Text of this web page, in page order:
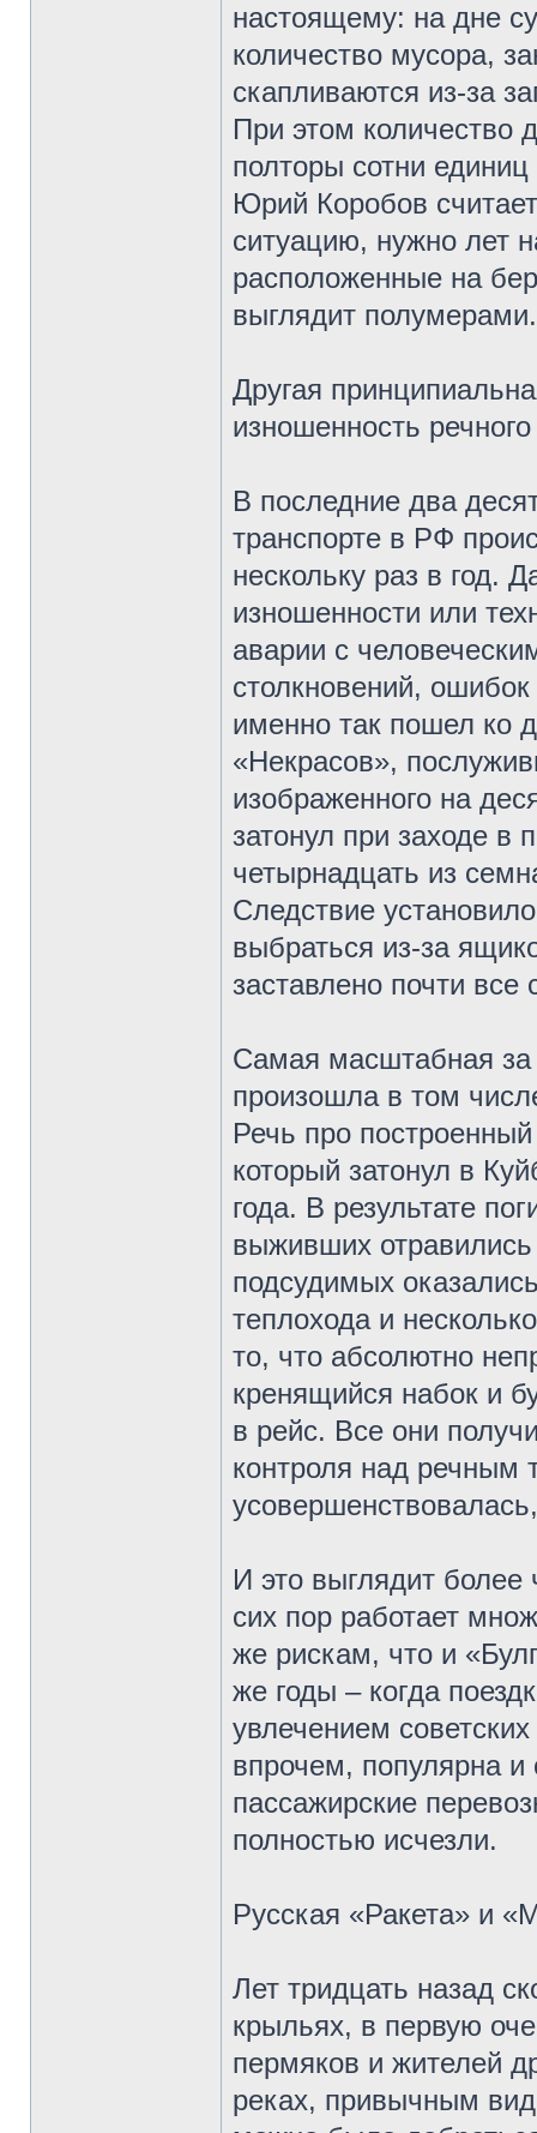
настоящему: на дне
количество мусора,
скапливаются из-за
При этом количество
полторы сотни
Юрий Коробов
ситуацию, нужно лет
расположенные на
выглядит полумерами.
Другая
изношенность
В последние два
транспорте в РФ
нескольку раз в год.
изношенности или
аварии с
столкновений,
именно так пошел ко
«Некрасов»,
изображенного на
затонул при заходе в
четырнадцать из
Следствие
выбраться из-за
заставлено почти все
Самая масштабная за
произошла в том
Речь про
который затонул в
года. В результате
выживших
подсудимых
теплохода и
то, что абсолютно
кренящийся набок и
в рейс. Все они
контроля над речным
И это выглядит
сих пор работает
же рискам, что и
же годы – когда
увлечением
впрочем, популярна и
пассажирские
полностью исчезли.
Русская «Ракета» и
Лет тридцать назад
крыльях, в первую
пермяков и жителей
реках, привычным